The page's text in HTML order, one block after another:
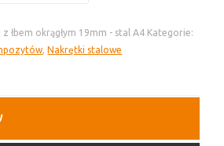
łbem okrągłym 19mm - stal A4 Kategorie:
,Nakrętki stalowe